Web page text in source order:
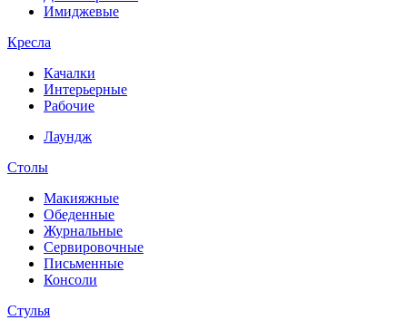
Имиджевые
Кресла
Качалки
Интерьерные
Рабочие
Лаундж
Столы
Макияжные
Обеденные
Журнальные
Сервировочные
Письменные
Консоли
Стулья